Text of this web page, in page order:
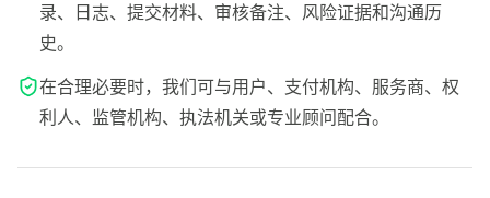
录、日志、提交材料、审核备注、风险证据和沟通历
史。
在合理必要时，我们可与用户、支付机构、服务商、权
利人、监管机构、执法机关或专业顾问配合。